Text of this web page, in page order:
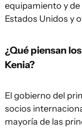
equipamiento y
Estados Unidos y
¿Qué piensan
Kenia?
El gobierno del
socios
mayoría de las